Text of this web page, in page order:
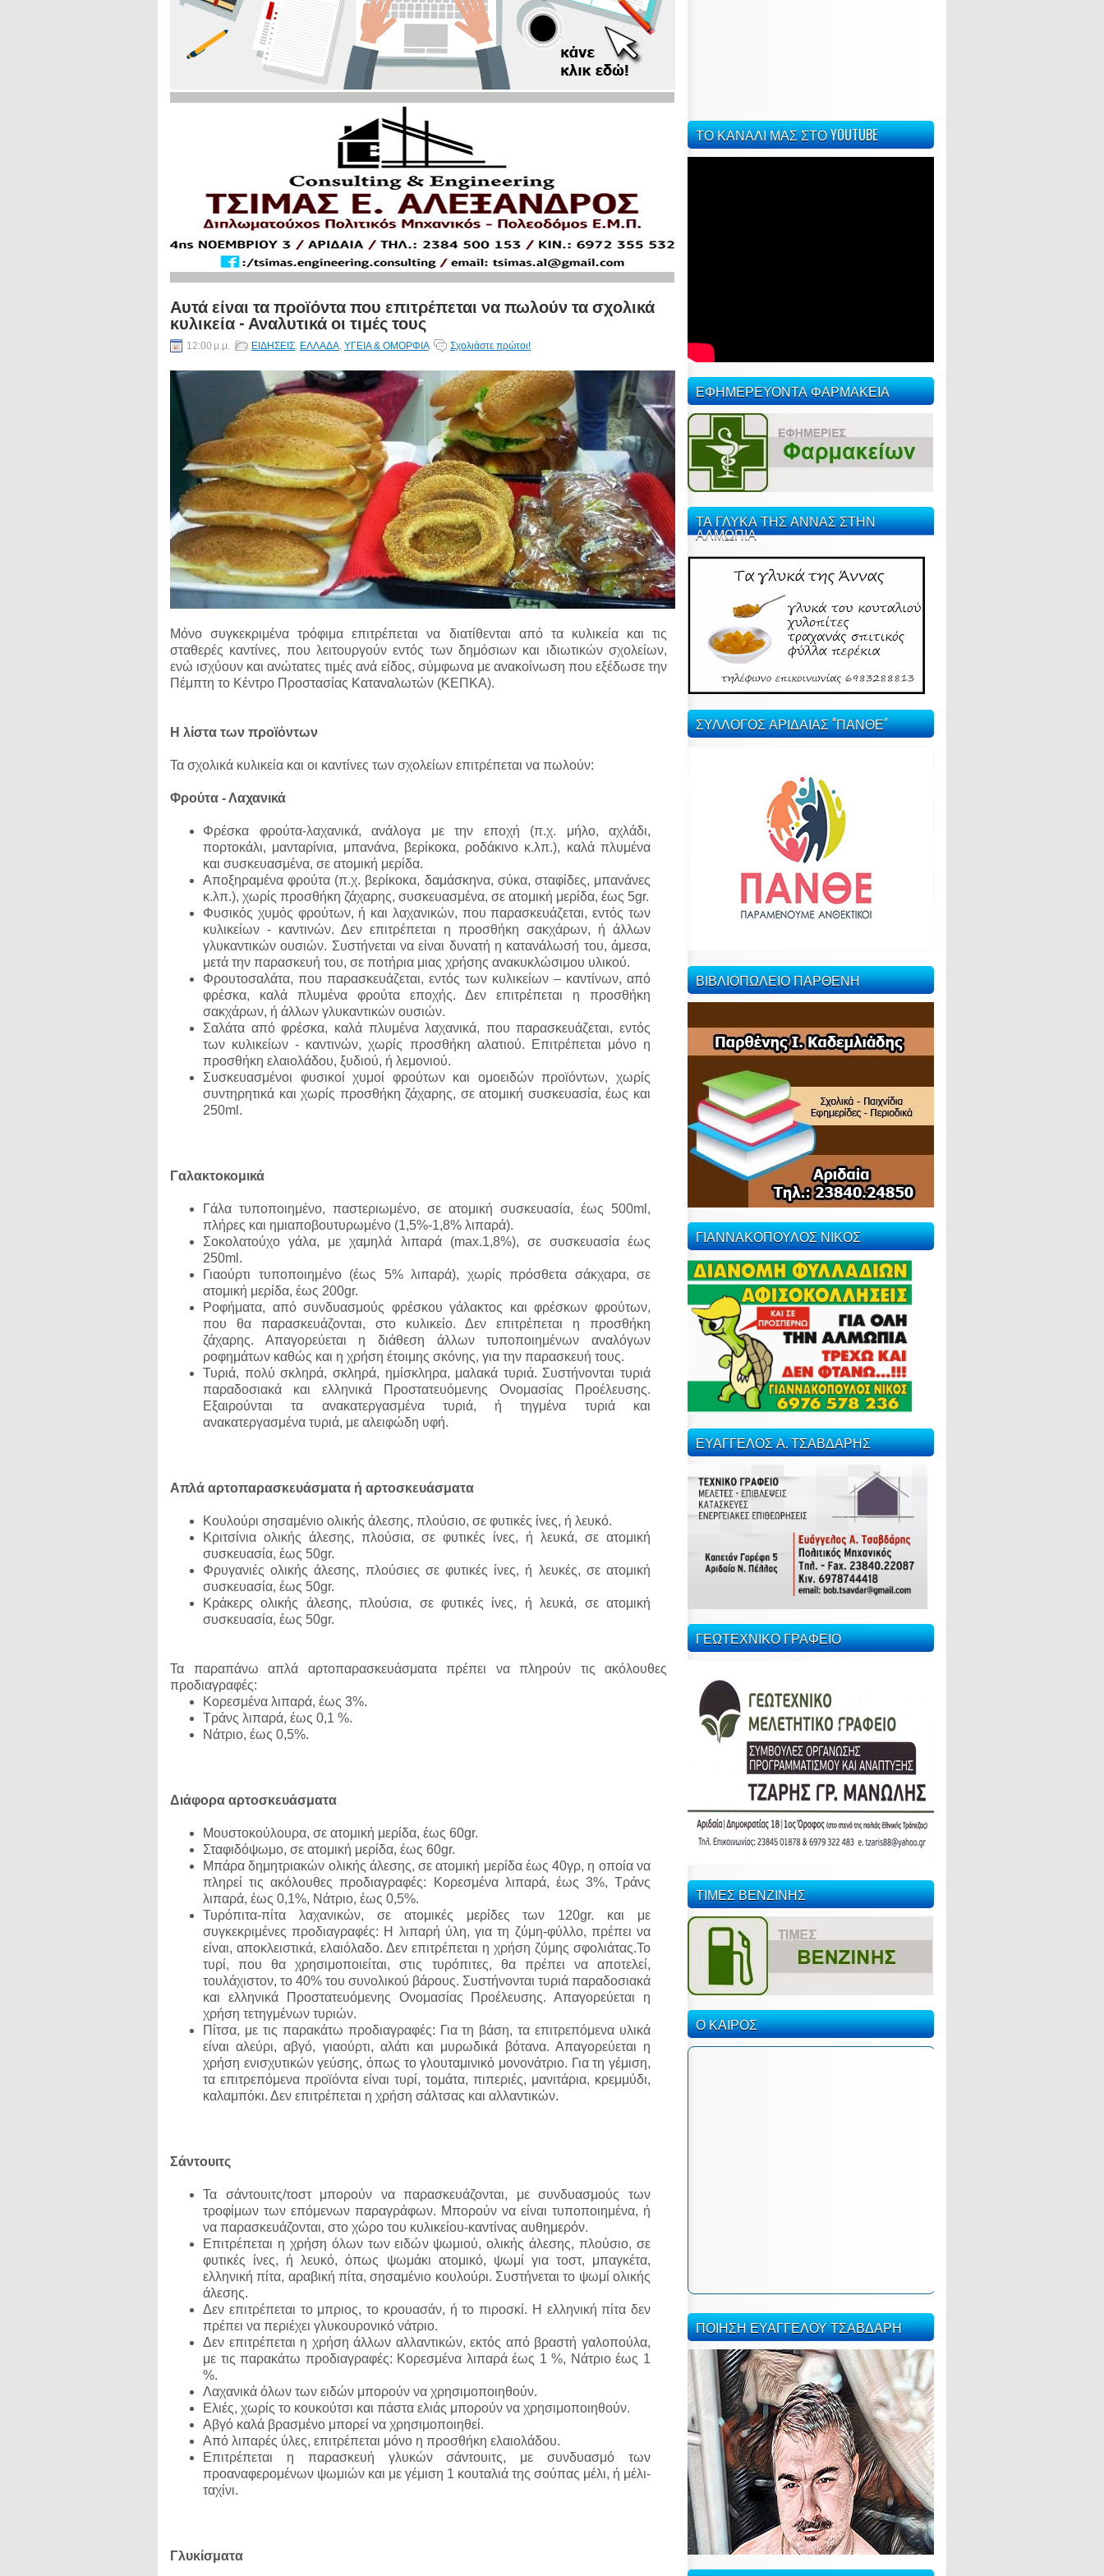
Αυτά είναι τα προϊόντα που επιτρέπεται να πωλούν τα σχολικά
κυλικεία - Αναλυτικά οι τιμές τους
12:00 μ.μ. ΕΙΔΗΣΕΙΣ, ΕΛΛΑΔΑ, ΥΓΕΙΑ & ΟΜΟΡΦΙΑ Σχολιάστε πρώτοι!
Μόνο συγκεκριμένα τρόφιμα επιτρέπεται να διατίθενται από τα κυλικεία και τις
σταθερές καντίνες, που λειτουργούν εντός των δημόσιων και ιδιωτικών σχολείων,
ενώ ισχύουν και ανώτατες τιμέςανά είδος, σύμφωνα με ανακοίνωση που εξέδωσε την
Πέμπτη το Κέντρο Προστασίας Καταναλωτών (ΚΕΠΚΑ).
Η λίστα των προϊόντων
Τα σχολικά κυλικεία και οι καντίνες των σχολείων επιτρέπεται να πωλούν:
Φρούτα - Λαχανικά
Φρέσκα φρούτα-λαχανικά, ανάλογα με την εποχή (π.χ. μήλο, αχλάδι,
πορτοκάλι, μανταρίνια, μπανάνα, βερίκοκα, ροδάκινο κ.λπ.), καλά πλυμένα
και συσκευασμένα, σε ατομική μερίδα.
Αποξηραμένα φρούτα (π.χ. βερίκοκα, δαμάσκηνα, σύκα, σταφίδες, μπανάνες
κ.λπ.), χωρίς προσθήκη ζάχαρης, συσκευασμένα, σε ατομική μερίδα, έως 5gr.
Φυσικός χυμός φρούτων, ή και λαχανικών, που παρασκευάζεται, εντός των
κυλικείων - καντινών. Δεν επιτρέπεται η προσθήκη σακχάρων, ή άλλων
γλυκαντικών ουσιών. Συστήνεται να είναι δυνατή η κατανάλωσή του, άμεσα,
μετά την παρασκευή του, σε ποτήρια μιας χρήσης ανακυκλώσιμου υλικού.
Φρουτοσαλάτα, που παρασκευάζεται, εντός των κυλικείων – καντίνων, από
φρέσκα, καλά πλυμένα φρούτα εποχής. Δεν επιτρέπεται η προσθήκη
σακχάρων, ή άλλων γλυκαντικών ουσιών.
Σαλάτα από φρέσκα, καλά πλυμένα λαχανικά, που παρασκευάζεται, εντός
των κυλικείων - καντινών, χωρίς προσθήκη αλατιού. Επιτρέπεται μόνο η
προσθήκη ελαιολάδου, ξυδιού, ή λεμονιού.
Συσκευασμένοι φυσικοί χυμοί φρούτων και ομοειδών προϊόντων, χωρίς
συντηρητικά και χωρίς προσθήκη ζάχαρης, σε ατομική συσκευασία, έως και
250ml.
Γαλακτοκομικά
Γάλα τυποποιημένο, παστεριωμένο, σε ατομική συσκευασία, έως 500ml,
πλήρες και ημιαποβουτυρωμένο (1,5%-1,8% λιπαρά).
Σοκολατούχο γάλα, με χαμηλά λιπαρά (max.1,8%), σε συσκευασία έως
250ml.
Γιαούρτι τυποποιημένο (έως 5% λιπαρά), χωρίς πρόσθετα σάκχαρα, σε
ατομική μερίδα, έως 200gr.
Ροφήματα, από συνδυασμούς φρέσκου γάλακτος και φρέσκων φρούτων,
που θα παρασκευάζονται, στο κυλικείο. Δεν επιτρέπεται η προσθήκη
ζάχαρης. Απαγορεύεται η διάθεση άλλων τυποποιημένων αναλόγων
ροφημάτων καθώς και η χρήση έτοιμης σκόνης, για την παρασκευή τους.
Τυριά, πολύ σκληρά, σκληρά, ημίσκληρα, μαλακά τυριά. Συστήνονται τυριά
παραδοσιακά και ελληνικά Προστατευόμενης Ονομασίας Προέλευσης.
Εξαιρούνται τα ανακατεργασμένα τυριά, ή τηγμένα τυριά και
ανακατεργασμένα τυριά, με αλειφώδη υφή.
Απλά αρτοπαρασκευάσματα ή αρτοσκευάσματα
Κουλούρι σησαμένιο ολικής άλεσης, πλούσιο, σε φυτικές ίνες, ή λευκό.
Κριτσίνια ολικής άλεσης, πλούσια, σε φυτικές ίνες, ή λευκά, σε ατομική
συσκευασία, έως 50gr.
Φρυγανιές ολικής άλεσης, πλούσιες σε φυτικές ίνες, ή λευκές, σε ατομική
συσκευασία, έως 50gr.
Κράκερς ολικής άλεσης, πλούσια, σε φυτικές ίνες, ή λευκά, σε ατομική
συσκευασία, έως 50gr.
Τα παραπάνω απλά αρτοπαρασκευάσματα πρέπει να πληρούν τις ακόλουθες
προδιαγραφές:
Κορεσμένα λιπαρά, έως 3%.
Τράνς λιπαρά, έως 0,1 %.
Νάτριο, έως 0,5%.
Διάφορα αρτοσκευάσματα
Μουστοκούλουρα, σε ατομική μερίδα, έως 60gr.
Σταφιδόψωμο, σε ατομική μερίδα, έως 60gr.
Μπάρα δημητριακών ολικής άλεσης, σε ατομική μερίδα έως 40γρ, η οποία να
πληρεί τις ακόλουθες προδιαγραφές: Κορεσμένα λιπαρά, έως 3%, Τράνς
λιπαρά, έως 0,1%, Νάτριο, έως 0,5%.
Τυρόπιτα-πίτα λαχανικών, σε ατομικές μερίδες των 120gr. και με
συγκεκριμένες προδιαγραφές: Η λιπαρή ύλη, για τη ζύμη-φύλλο, πρέπει να
είναι, αποκλειστικά, ελαιόλαδο. Δεν επιτρέπεται η χρήση ζύμης σφολιάτας.Το
τυρί, που θα χρησιμοποιείται, στις τυρόπιτες, θα πρέπει να αποτελεί,
τουλάχιστον, το 40% του συνολικού βάρους. Συστήνονται τυριά παραδοσιακά
και ελληνικά Προστατευόμενης Ονομασίας Προέλευσης. Απαγορεύεται η
χρήση τετηγμένων τυριών.
Πίτσα, με τις παρακάτω προδιαγραφές: Για τη βάση, τα επιτρεπόμενα υλικά
είναι αλεύρι, αβγό, γιαούρτι, αλάτι και μυρωδικά βότανα. Απαγορεύεται η
χρήση ενισχυτικών γεύσης, όπως το γλουταμινικό μονονάτριο. Για τη γέμιση,
τα επιτρεπόμενα προϊόντα είναι τυρί, τομάτα, πιπεριές, μανιτάρια, κρεμμύδι,
καλαμπόκι. Δεν επιτρέπεται η χρήση σάλτσας και αλλαντικών.
Σάντουιτς
Τα σάντουιτς/τοστ μπορούν να παρασκευάζονται, με συνδυασμούς των
τροφίμων των επόμενων παραγράφων. Μπορούν να είναι τυποποιημένα, ή
να παρασκευάζονται, στο χώρο του κυλικείου-καντίνας αυθημερόν.
Επιτρέπεται η χρήση όλων των ειδών ψωμιού, ολικής άλεσης, πλούσιο, σε
φυτικές ίνες, ή λευκό, όπως ψωμάκι ατομικό, ψωμί για τοστ, μπαγκέτα,
ελληνική πίτα, αραβική πίτα, σησαμένιο κουλούρι. Συστήνεται το ψωμί ολικής
άλεσης.
Δεν επιτρέπεται το μπριος, το κρουασάν, ή το πιροσκί. Η ελληνική πίτα δεν
πρέπει να περιέχει γλυκουρονικό νάτριο.
Δεν επιτρέπεται η χρήση άλλων αλλαντικών, εκτός από βραστή γαλοπούλα,
με τις παρακάτω προδιαγραφές: Κορεσμένα λιπαρά έως 1 %, Νάτριο έως 1
%.
Λαχανικά όλων των ειδών μπορούν να χρησιμοποιηθούν.
Ελιές, χωρίς το κουκούτσι και πάστα ελιάς μπορούν να χρησιμοποιηθούν.
Αβγό καλά βρασμένο μπορεί να χρησιμοποιηθεί.
Από λιπαρές ύλες, επιτρέπεται μόνο η προσθήκη ελαιολάδου.
Επιτρέπεται η παρασκευή γλυκών σάντουιτς, με συνδυασμό των
προαναφερομένων ψωμιών και με γέμιση 1 κουταλιά της σούπας μέλι, ή μέλι-
ταχίνι.
Γλυκίσματα
ΤΟ ΚΑΝΑΛΙ ΜΑΣ ΣΤΟ YOUTUBE
ΕΦΗΜΕΡΕΥΟΝΤΑ ΦΑΡΜΑΚΕΙΑ
ΤΑ ΓΛΥΚΑ ΤΗΣ ΑΝΝΑΣ ΣΤΗΝ
ΑΛΜΩΠΙΑ
ΣΥΛΛΟΓΟΣ ΑΡΙΔΑΙΑΣ "ΠΑΝΘΕ"
ΒΙΒΛΙΟΠΩΛΕΙΟ ΠΑΡΘΕΝΗ
ΓΙΑΝΝΑΚΟΠΟΥΛΟΣ ΝΙΚΟΣ
ΕΥΑΓΓΕΛΟΣ Α. ΤΣΑΒΔΑΡΗΣ
ΓΕΩΤΕΧΝΙΚΟ ΓΡΑΦΕΙΟ
ΤΙΜΕΣ ΒΕΝΖΙΝΗΣ
Ο ΚΑΙΡΟΣ
ΠΟΙΗΣΗ ΕΥΑΓΓΕΛΟΥ ΤΣΑΒΔΑΡΗ